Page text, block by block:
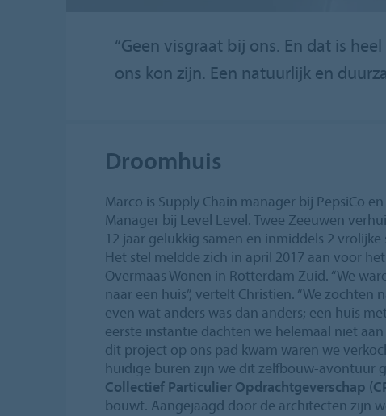
“Geen visgraat bij ons. En dat is
ons kon zijn. Een natuurlijk en
Droomhuis
Marco is Supply Chain manager bij PepsiCo
Manager bij Level Level. Twee Zeeuwen
12 jaar gelukkig samen en inmiddels 2 vrolijke
Het stel meldde zich in april 2017 aan voor
Overmaas Wonen in Rotterdam Zuid. “We
naar een huis”, vertelt Christien. “We zochten
even wat anders was dan anders; een huis
eerste instantie dachten we helemaal niet
dit project op ons pad kwam waren we
huidige buren zijn we dit zelfbouw-avontuur
Collectief Particulier Opdrachtgeverschap
bouwt. Aangejaagd door de architecten zijn